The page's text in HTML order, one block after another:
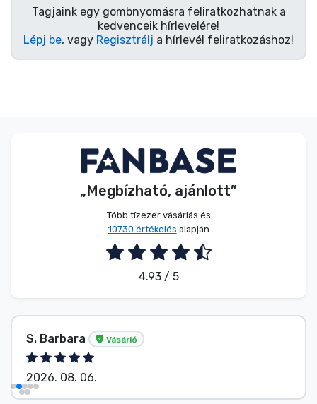
Tagjaink egy gombnyomásra feliratkozhatnak a
kedvenceik hírlevelére!
Lépj be, vagy Regisztrálj a hírlevél feliratkozáshoz!
„Megbízható, ajánlott”
Több tízezer vásárlás és
10730 értékelés alapján
4.93 / 5
Név nélkül
2026. 08. 06.